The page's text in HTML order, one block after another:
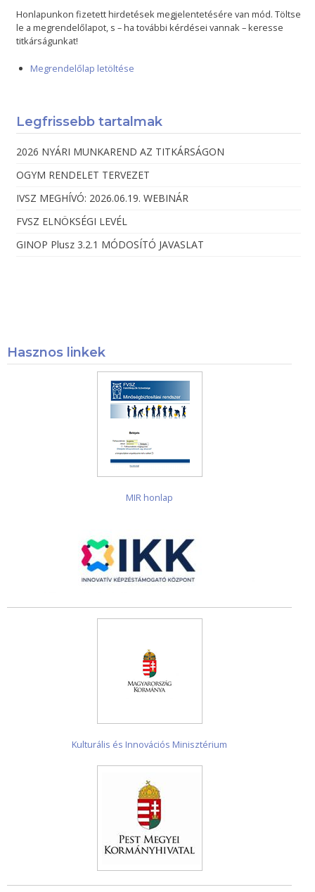
Honlapunkon fizetett hirdetések megjelentetésére van mód. Töltse
le a megrendelőlapot, s – ha további kérdései vannak – keresse
titkárságunkat!
Megrendelőlap letöltése
Legfrissebb tartalmak
2026 NYÁRI MUNKAREND AZ TITKÁRSÁGON
OGYM RENDELET TERVEZET
IVSZ MEGHÍVÓ: 2026.06.19. WEBINÁR
FVSZ ELNÖKSÉGI LEVÉL
GINOP Plusz 3.2.1 MÓDOSÍTÓ JAVASLAT
Hasznos linkek
MIR honlap
Kulturális és Innovációs Minisztérium